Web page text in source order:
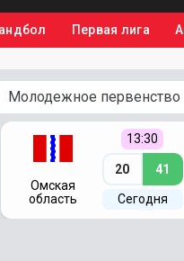
Первая лига
Молодежное первенство
Омская
область
13:30
20 41
Сегодня